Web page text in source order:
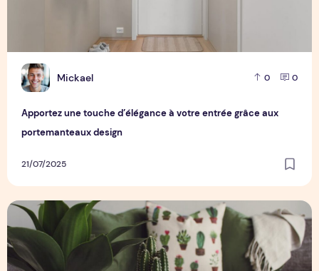
M Mickael 0 0
Apportez une touche d’élégance à votre entrée grâce aux
portemanteaux design
21/07/2025
Inspiration déco et conseils maison : découvrez les